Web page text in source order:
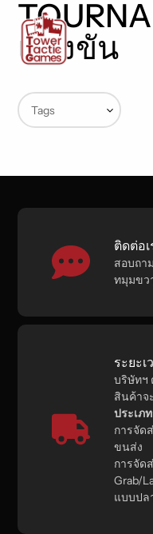
Skip
content
แข่งขัน
ติดต่อ
สอบถา
ทมุมขว
ระยะ
บริษัทฯ
สินค้าจ
ประเภ
การจัด
ขนส่ง
การจัด
Grab/
แบบปล